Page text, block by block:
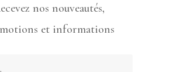
nos nouveautés,
et informations